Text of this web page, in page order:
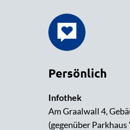
Persönlich
Infothek
Am Graalwall 4,
(gegenüber Parkhaus